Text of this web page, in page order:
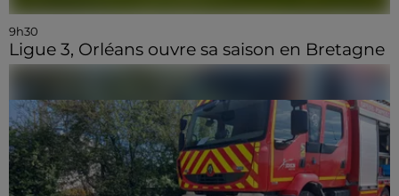
9h30
Ligue 3, Orléans ouvre sa saison en Bretagne